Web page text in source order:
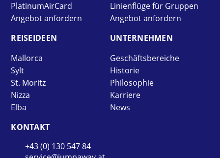
PlatinumAirCard
Angebot anfordern
Linienflüge für Gruppen
Angebot anfordern
REISE­IDEEN
Mallorca
Sylt
St. Moritz
Nizza
Elba
UNTER­NEHMEN
Geschäftsbereiche
Historie
Philosophie
Karriere
News
KONTAKT
+43 (0) 130 547 84